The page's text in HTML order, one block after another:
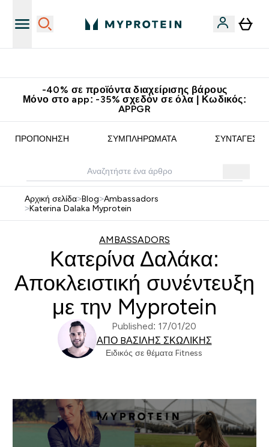
-40% σε προϊόντα διαχείρισης βάρους
Μόνο στο app: -35% σχεδόν σε όλα | Κωδικός:
APPGR
ΠΡΟΠΌΝΗΣΗ ΣΥΜΠΛΗΡΏΜΑΤΑ ΣΥΝΤΑΓΈΣ
Αρχική σελίδα>Blog>Ambassadors
>Katerina Dalaka Myprotein
AMBASSADORS
Κατερίνα Δαλάκα:
Αποκλειστική συνέντευξη
με την Myprotein
Published: 17/01/20
ΑΠΌ BΑΣΊΛΗΣ ΣΚΩΛΊΚΗΣ
Ειδικός σε θέματα Fitness